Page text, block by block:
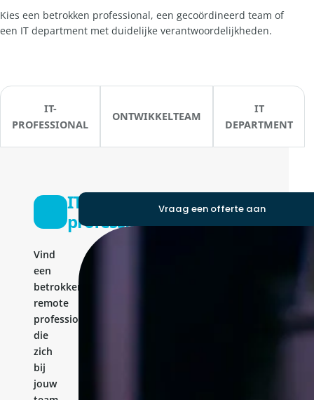
Kies een betrokken professional, een gecoördineerd team of
een IT department met duidelijke verantwoordelijkheden.
IT-
PROFESSIONAL
ONTWIKKELTEAM
IT
DEPARTMENT
IT-
professional
Vind
een
betrokken
remote
professional
die
zich
bij
jouw
Vraag een offerte aan